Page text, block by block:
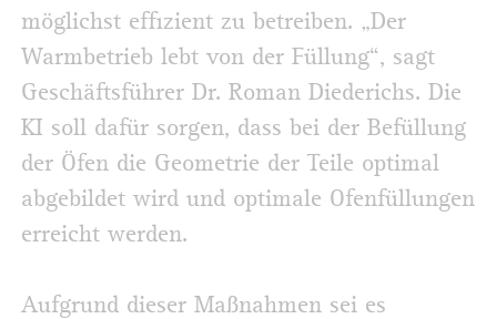
möglichst effizient zu betreiben. „Der
Warmbetrieb lebt von der Füllung“, sagt
Geschäftsführer Dr. Roman Diederichs. Die
KI soll dafür sorgen, dass bei der Befüllung
der Öfen die Geometrie der Teile optimal
abgebildet wird und optimale Ofenfüllungen
erreicht werden.
Aufgrund dieser Maßnahmen sei es